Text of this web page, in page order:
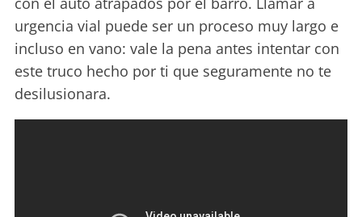
urgencia vial puede ser un proceso muy largo e
incluso en vano: vale la pena antes intentar con
este truco hecho por ti que seguramente no te
desilusionara.